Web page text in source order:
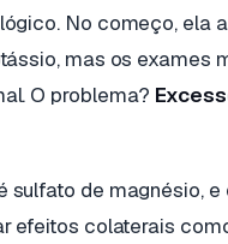
No começo, ela
mas os exames
O problema?
sulfato de magnésio, e
efeitos colaterais